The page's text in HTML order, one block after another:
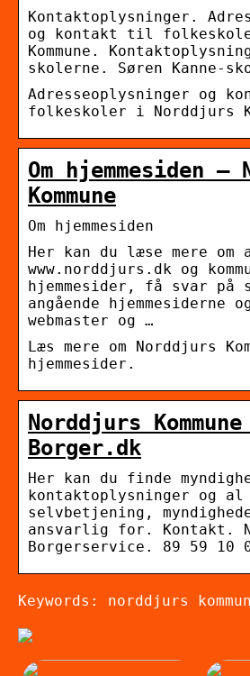
Kontaktoplysninger.
og kontakt til
Kommune.
skolerne. Søren Kanne-
Adresseoplysninger og
folkeskoler i Norddjurs
Om hjemmesiden –
Kommune
Om hjemmesiden
Her kan du læse mere om
www.norddjurs.dk og
hjemmesider, få svar på
angående hjemmesiderne
webmaster og …
Læs mere om Norddjurs
hjemmesider.
Norddjurs
Borger.dk
​Her kan du finde
kontaktoplysninger og al
selvbetjening,
ansvarlig for. Kontakt.
Borgerservice. 89 59 10
Keywords: norddjurs